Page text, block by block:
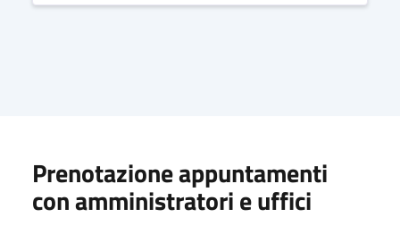
Prenotazione appuntamenti
con amministratori e uffici